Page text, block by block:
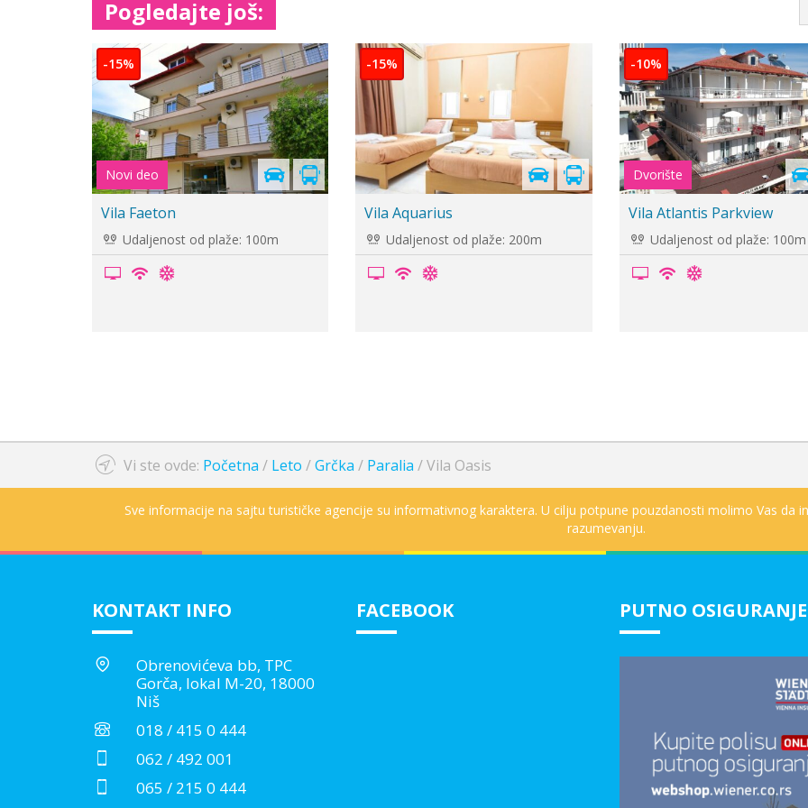
Pogledajte još:
Vila Panos
Udaljenost od plaže: 20m
-15%
Vila Vienni
Udaljenost od plaže: 30m
Cenovnik je
u pripremi
Vila Victoria Inn
Udaljenost od plaže: 150m
Vi ste ovde: Početna / Leto /Grčka / Paralia /Vila Oasis
Sve informacije na sajtu turističke agencije su informativnog karaktera. U cilju potpune pouzdanosti molimo Vas da
razumevanju.
KONTAKT INFO
Obrenovićeva bb, TPC
Gorča, lokal M-20, 18000
Niš
018 / 415 0 444
062 / 492 001
065 / 215 0 444
FACEBOOK PUTNO OSIGURANJE